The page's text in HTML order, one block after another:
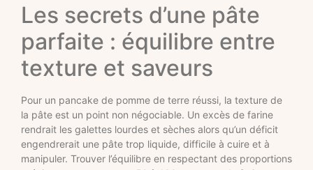
Les secrets d’une pâte
parfaite : équilibre entre
texture et saveurs
Pour un pancake de pomme de terre réussi, la texture de
la pâte est un point non négociable. Un excès de farine
rendrait les galettes lourdes et sèches alors qu’un déficit
engendrerait une pâte trop liquide, difficile à cuire et à
manipuler. Trouver l’équilibre en respectant des proportions